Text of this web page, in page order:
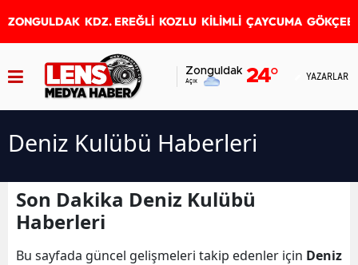
ZONGULDAK KDZ. EREĞLİ KOZLU KİLİMLİ ÇAYCUMA
Zonguldak
Açık 24° YAZARLAR
Deniz Kulübü Haberleri
Son Dakika Deniz Kulübü
Haberleri
Bu sayfada güncel gelişmeleri takip edenler için Deniz